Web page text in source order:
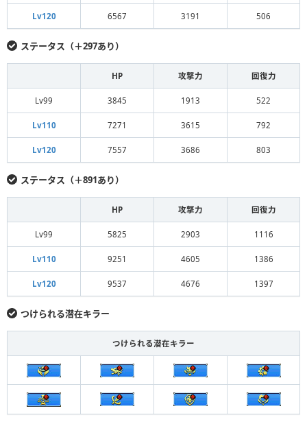
Lv120 6567 3191 506
ステータス（＋297あり）
HP 攻撃力 回復力
Lv99 3845 1913 522
Lv110 7271 3615 792
Lv120 7557 3686 803
ステータス（＋891あり）
HP 攻撃力 回復力
Lv99 5825 2903 1116
Lv110 9251 4605 1386
Lv120 9537 4676 1397
つけられる潜在キラー
つけられる潜在キラー